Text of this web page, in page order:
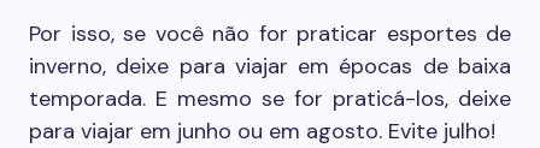
Por isso, se você não for praticar esportes de
inverno, deixe para viajar em épocas de baixa
temporada. E mesmo se for praticá-los, deixe
para viajar em junho ou em agosto. Evite julho!